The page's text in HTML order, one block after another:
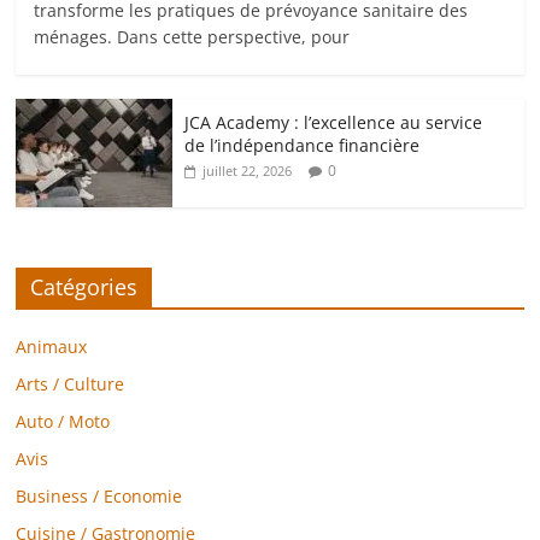
transforme les pratiques de prévoyance sanitaire des
ménages. Dans cette perspective, pour
JCA Academy : l’excellence au service
de l’indépendance financière
juillet 22, 2026 0
Catégories
Animaux
Arts / Culture
Auto / Moto
Avis
Business / Economie
Cuisine / Gastronomie